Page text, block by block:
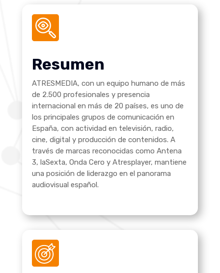
Resumen
ATRESMEDIA, con un equipo humano de más
de 2.500 profesionales y presencia
internacional en más de 20 países, es uno de
los principales grupos de comunicación en
España, con actividad en televisión, radio,
cine, digital y producción de contenidos. A
través de marcas reconocidas como Antena
3, laSexta, Onda Cero y Atresplayer, mantiene
una posición de liderazgo en el panorama
audiovisual español.